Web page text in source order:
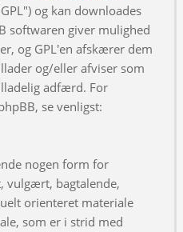
og kan downloades
softwaren giver mulighed
og GPL'en afskærer dem
og/eller afviser som
adfærd. For
se venligst:
nogen form for
bagtalende,
orienteret materiale
som er i strid med